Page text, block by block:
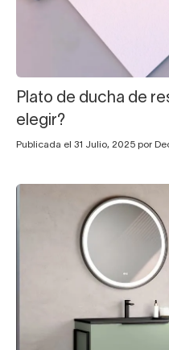
Plato de ducha de
elegir?
Publicada el 31 Julio, 2025 por